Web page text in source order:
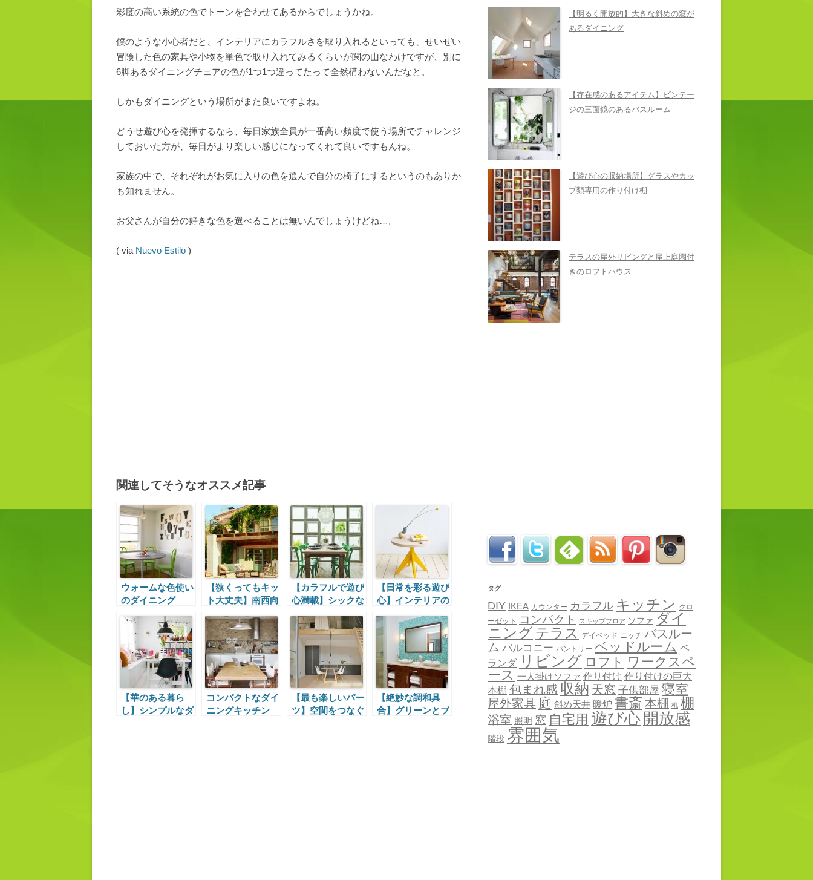
彩度の高い系統の色でトーンを合わせてあるからでしょうかね。
僕のような小心者だと、インテリアにカラフルさを取り入れるといっても、せいぜい
冒険した色の家具や小物を単色で取り入れてみるくらいが関の山なわけですが、別に
6脚あるダイニングチェアの色が1つ1つ違ってたって全然構わないんだなと。
しかもダイニングという場所がまた良いですよね。
どうせ遊び心を発揮するなら、毎日家族全員が一番高い頻度で使う場所でチャレンジ
しておいた方が、毎日がより楽しい感じになってくれて良いですもんね。
家族の中で、それぞれがお気に入りの色を選んで自分の椅子にするというのもありか
も知れません。
お父さんが自分の好きな色を選べることは無いんでしょうけどね…。
( via Nuevo Estilo )
関連してそうなオススメ記事
ウォームな色使い
のダイニング
【狭くってもキッ
ト大丈夫】南西向
ンダ
【カラフルで遊び
心満載】シックな
ーン
【日常を彩る遊び
心】インテリアの
色
【華のある暮ら
し】シンプルなダ
コンパクトなダイ
ニングキッチン
【最も楽しいパー
ツ】空間をつなぐ
【絶妙な調和具
合】グリーンとブ
【明るく開放的】大きな斜めの窓が
あるダイニング
【存在感のあるアイテム】ビンテー
ジの三面鏡のあるバスルーム
【遊び心の収納場所】グラスやカッ
プ類専用の作り付け棚
テラスの屋外リビングと屋上庭園付
きのロフトハウス
タグ
DIY IKEA カウンター カラフル キッチン クロ
ーゼット
コンパクト スキップフロア ソファ ダイ
ニングテラス デイベッド ニッチ バスルー
ム バルコニー パントリー ベッドルーム ベ
ランダ リビング ロフト ワークスペ
ース 一人掛けソファ 作り付け 作り付けの巨大
本棚 包まれ感 収納 天窓 子供部屋 寝室
屋外家具 庭 斜め天井 暖炉 書斎 本棚 机 棚
浴室 照明 窓 自宅用 遊び心 開放感
階段 雰囲気